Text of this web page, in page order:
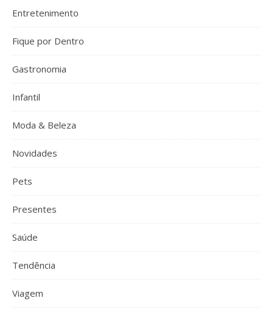
Entretenimento
Fique por Dentro
Gastronomia
Infantil
Moda & Beleza
Novidades
Pets
Presentes
Saúde
Tendência
Viagem